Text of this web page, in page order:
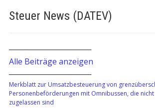
Steuer News (DATEV)
───────────────
Alle Beiträge anzeigen
───────────────
Merkblatt zur Umsatzbesteuerung von
Personenbeförderungen mit Omnibussen, die nicht
zugelassen sind